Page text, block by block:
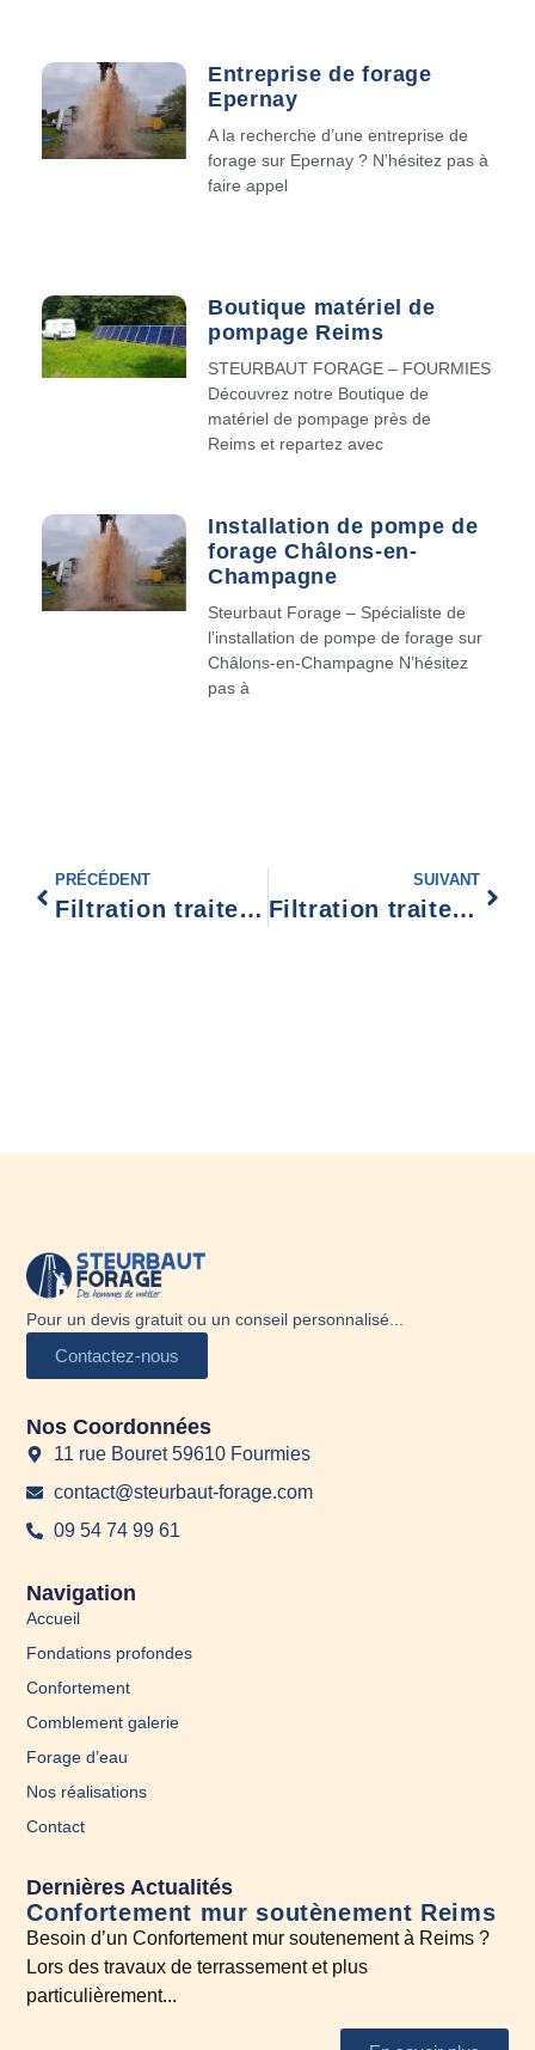
Entreprise de forage
Epernay
A la recherche d’une entreprise de
forage sur Epernay ? N’hésitez pas à
faire appel
Boutique matériel de
pompage Reims
STEURBAUT FORAGE – FOURMIES
Découvrez notre Boutique de
matériel de pompage près de
Reims et repartez avec
Installation de pompe de
forage Châlons-en-
Champagne
Steurbaut Forage – Spécialiste de
l’installation de pompe de forage sur
Châlons-en-Champagne N’hésitez
pas à
PRÉCÉDENT
Filtration traitement d’eau Fourmies
SUIVANT
Filtration traitement d’eau Strasbourg
Pour un devis gratuit ou un conseil personnalisé...
Contactez-nous
Navigation
Accueil
Fondations profondes
Confortement
Comblement galerie
Forage d’eau
Nos réalisations
Contact
Nos Coordonnées
11 rue Bouret 59610 Fourmies
contact@steurbaut-forage.com
09 54 74 99 61
Dernières Actualités
Confortement mur soutènement Reims
Besoin d’un Confortement mur soutenement à Reims ?
Lors des travaux de terrassement et plus
particulièrement...